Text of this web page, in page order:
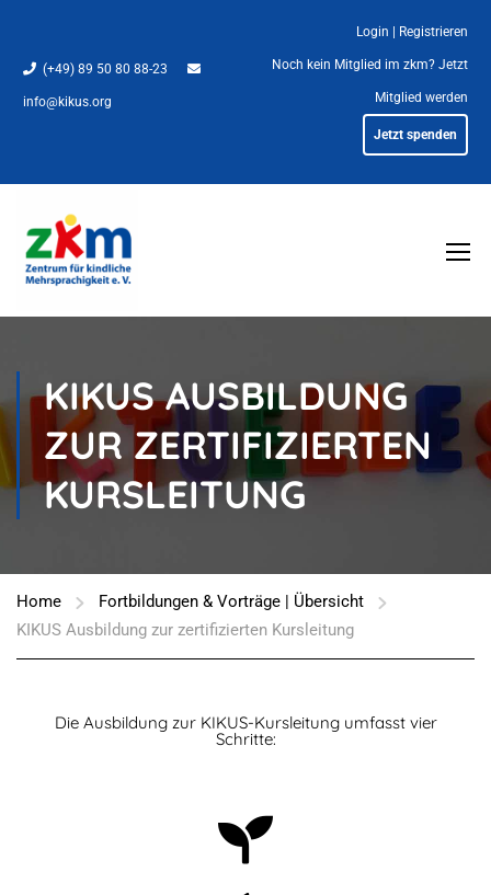
(+49) 89 50 80 88-23
info@kikus.org
Login Registrieren
Noch kein Mitglied im zkm? Jetzt
Mitglied werden
Jetzt spenden
KIKUS AUSBILDUNG
ZUR ZERTIFIZIERTEN
KURSLEITUNG
Home
Fortbildungen & Vorträge | Übersicht
KIKUS Ausbildung zur zertifizierten Kursleitung
Die Ausbildung zur KIKUS-Kursleitung umfasst vier
Schritte: